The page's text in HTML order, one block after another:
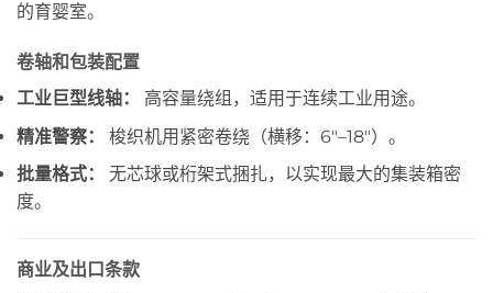
的育婴室。
卷轴和包装配置
工业巨型线轴：
高容量绕组，适用于连续工业用途。
精准警察：
梭织机用紧密卷绕（横移：6″–18″）。
批量格式：
无芯球或桁架式捆扎，以实现最大的集装箱密
度。
商业及出口条款